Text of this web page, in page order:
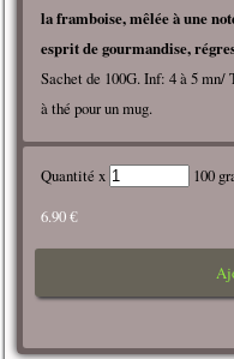
la framboise, mêlée à une
esprit de gourmandise,
Sachet de 100G. Inf: 4 à 5
à thé pour un mug.
Quantité x
100
6.90 €